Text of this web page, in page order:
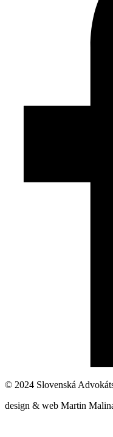
© 2024 Slovenská
design & web Martin